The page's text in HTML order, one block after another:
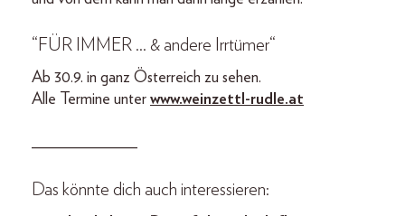
“FÜR IMMER … & andere Irrtümer“
Ab 30.9. in ganz Österreich zu sehen.
Alle Termine unter www.weinzettl-rudle.at
_____________
Das könnte dich auch interessieren: